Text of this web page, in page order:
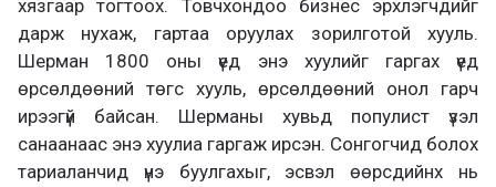
хязгаар тогтоох. Товчхондоо бизнес эрхлэгчдийг
дарж нухаж, гартаа оруулах зорилготой хууль.
Шерман 1800 оны үед энэ хуулийг гаргах үед
өрсөлдөөний төгс хууль, өрсөлдөөний онол гарч
ирээгүй байсан. Шерманы хувьд популист үзэл
санаанаас энэ хуулиа гаргаж ирсэн. Сонгогчид болох
тариаланчид үнэ буулгахыг, эсвэл өөрсдийнх нь